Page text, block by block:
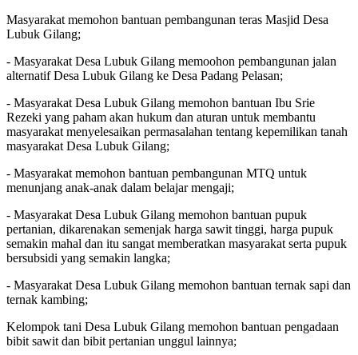
Masyarakat memohon bantuan pembangunan teras Masjid Desa
Lubuk Gilang;
- Masyarakat Desa Lubuk Gilang memoohon pembangunan jalan
alternatif Desa Lubuk Gilang ke Desa Padang Pelasan;
- Masyarakat Desa Lubuk Gilang memohon bantuan Ibu Srie
Rezeki yang paham akan hukum dan aturan untuk membantu
masyarakat menyelesaikan permasalahan tentang kepemilikan tanah
masyarakat Desa Lubuk Gilang;
- Masyarakat memohon bantuan pembangunan MTQ untuk
menunjang anak-anak dalam belajar mengaji;
- Masyarakat Desa Lubuk Gilang memohon bantuan pupuk
pertanian, dikarenakan semenjak harga sawit tinggi, harga pupuk
semakin mahal dan itu sangat memberatkan masyarakat serta pupuk
bersubsidi yang semakin langka;
- Masyarakat Desa Lubuk Gilang memohon bantuan ternak sapi dan
ternak kambing;
Kelompok tani Desa Lubuk Gilang memohon bantuan pengadaan
bibit sawit dan bibit pertanian unggul lainnya;